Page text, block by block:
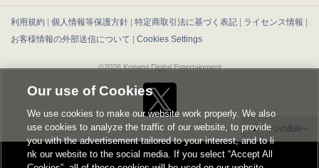
利用規約 個人情報等保護方針 特定商取引法に基づく表記 ライセンス情報
お客様情報の外部送信について
Cookies Settings
©2026 Konami Digital Entertainment
▲ページの先頭へ
Our use of Cookies
We use cookies to make our website work properly. We also
use cookies to analyze the traffic of our website, to provide
you with the advertisement tailored to your interest, and to li
nk our website to the social media. If you select “Accept All